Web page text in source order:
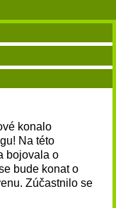
konalo
Na této
bojovala o
bude konat o
Zúčastnilo se